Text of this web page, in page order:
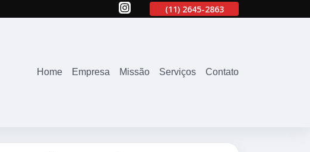
94071-4707 (11) 2645-2863
Home Empresa Missão Serviços Contato